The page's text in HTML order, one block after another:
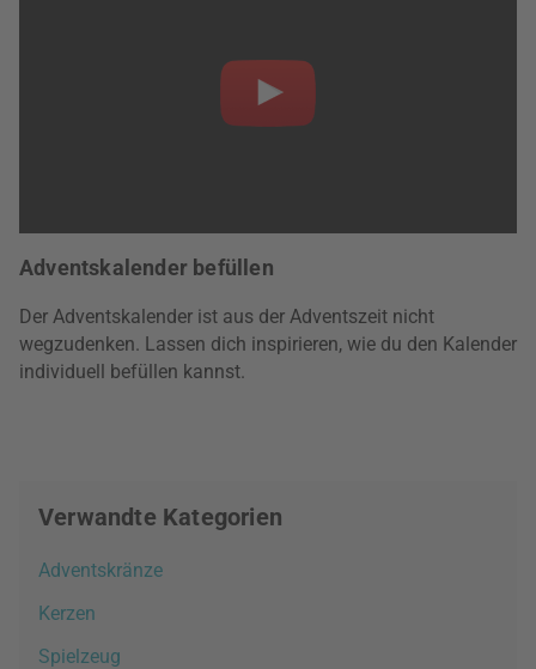
Adventskalender befüllen
Der Adventskalender ist aus der Adventszeit nicht
wegzudenken. Lassen dich inspirieren, wie du den Kalender
individuell befüllen kannst.
Verwandte Kategorien
Adventskränze
Kerzen
Spielzeug